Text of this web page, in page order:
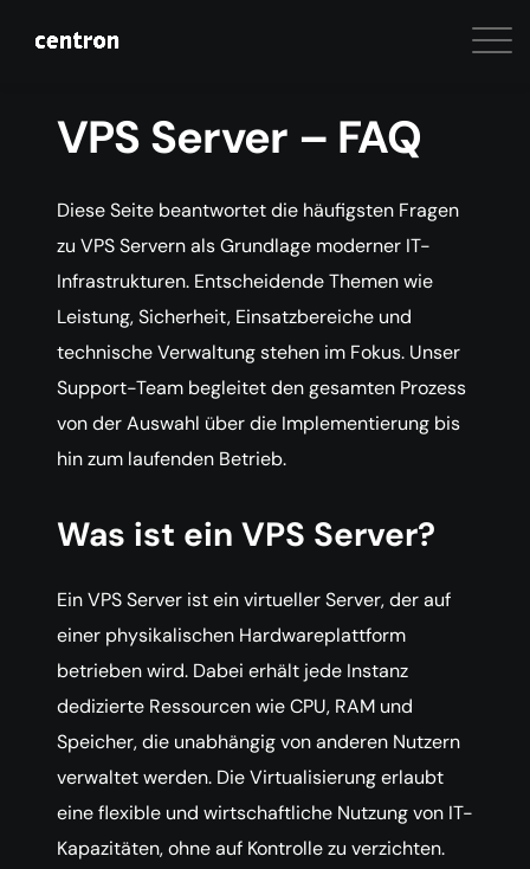
VPS Server – FAQ
Diese Seite beantwortet die häufigsten Fragen
zu VPS Servern als Grundlage moderner IT-
Infrastrukturen. Entscheidende Themen wie
Leistung, Sicherheit, Einsatzbereiche und
technische Verwaltung stehen im Fokus. Unser
Support-Team begleitet den gesamten Prozess
von der Auswahl über die Implementierung bis
hin zum laufenden Betrieb.
Was ist ein VPS Server?
Ein VPS Server ist ein virtueller Server, der auf
einer physikalischen Hardwareplattform
betrieben wird. Dabei erhält jede Instanz
dedizierte Ressourcen wie CPU, RAM und
Speicher, die unabhängig von anderen Nutzern
verwaltet werden. Die Virtualisierung erlaubt
eine flexible und wirtschaftliche Nutzung von IT-
Kapazitäten, ohne auf Kontrolle zu verzichten.